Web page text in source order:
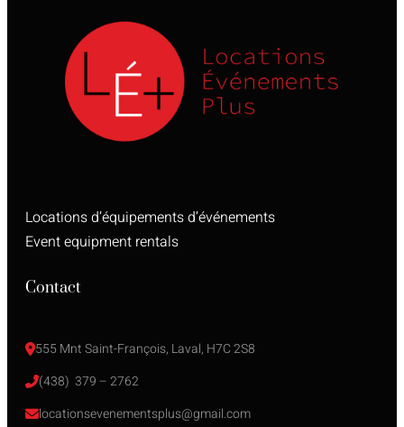
Locations d’équipements d’événements
Event equipment rentals
Contact
555 Mnt Saint-François, Laval, H7C 2S8
(438)  379 – 2762
locationsevenementsplus@gmail.com